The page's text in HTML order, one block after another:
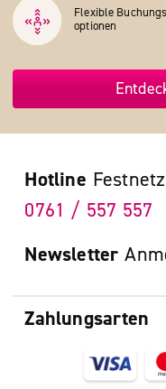
Flexible
optionen
Zahlungsarten
Hotline Festnetz
0761 / 557 557
Newsletter